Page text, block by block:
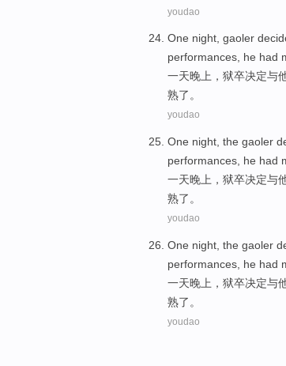
youdao
One night, gaoler
performances, he had
一天晚上 ， 狱卒决定与
熟了。
youdao
One night , the gaoler
performances he had
一天晚上 ， 狱卒决定与
熟了。
youdao
One night , the gaoler
performances he had
一天晚上 ， 狱卒决定与
熟了。
youdao